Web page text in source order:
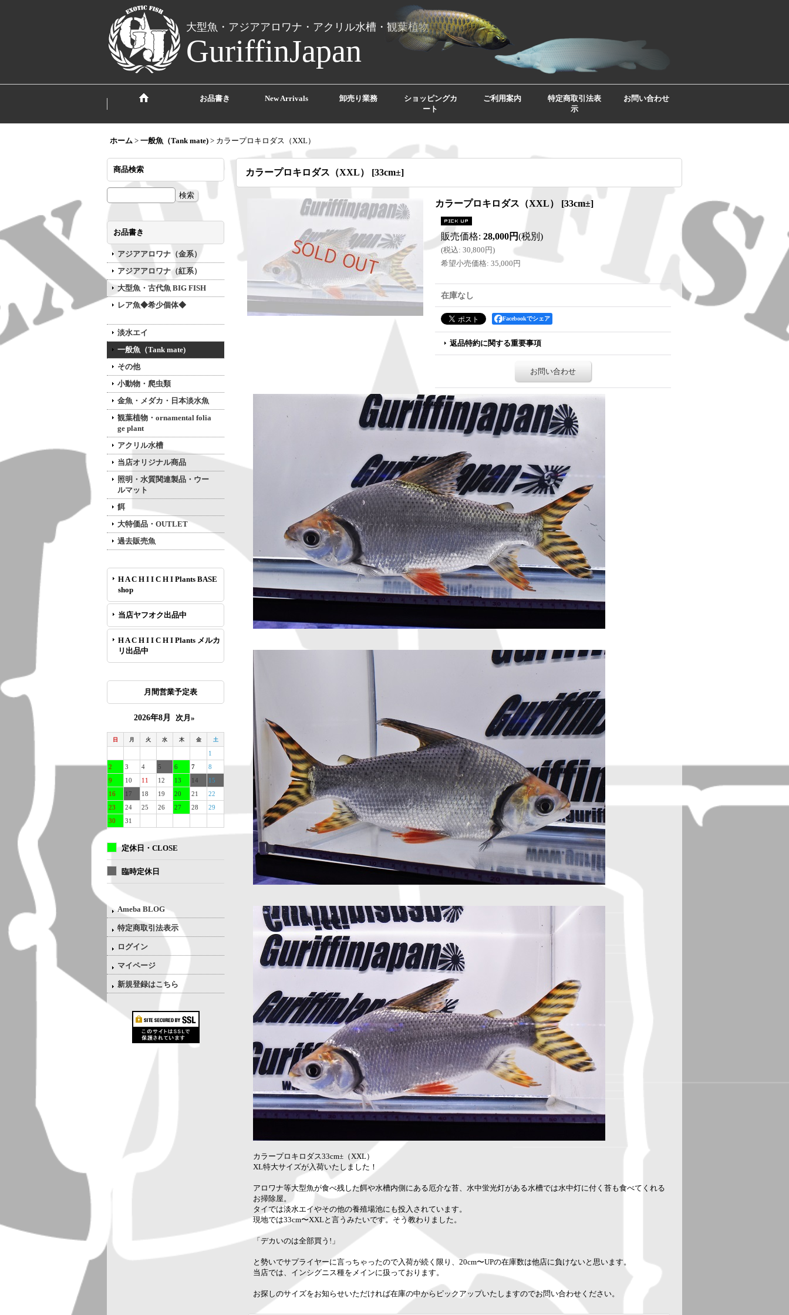
大型魚・アジアアロワナ・アクリル水槽・観葉植物
GuriffinJapan
お品書き New Arrivals 卸売り業務
ショッピングカ
ート
ご利用案内
特定商取引法表
示
お問い合わせ
ホーム > 一般魚（Tank mate) > カラープロキロダス（XXL）
商品検索
お品書き
アジアアロワナ（金系）
アジアアロワナ（紅系）
大型魚・古代魚 BIG FISH
レア魚◆希少個体◆
淡水エイ
一般魚（Tank mate)
その他
小動物・爬虫類
金魚・メダカ・日本淡水魚
観葉植物・ornamental folia
ge plant
アクリル水槽
当店オリジナル商品
照明・水質関連製品・ウー
ルマット
餌
大特価品・OUTLET
過去販売魚
H A C H I I C H I Plants BASE
shop
当店ヤフオク出品中
H A C H I I C H I Plants メルカ
リ出品中
月間営業予定表
2026年8月 次月»
日 月 火 水 木 金 土
1
2
3 4 5 6 7
8
9
10 11 12 13 14
15
16
17 18 19 20 21
22
23
24 25 26 27 28
29
30
31
定休日・CLOSE
臨時定休日
Ameba BLOG
特定商取引法表示
ログイン
マイページ
新規登録はこちら
カラープロキロダス（XXL） [33cm±]
カラープロキロダス（XXL） [33cm±]
販売価格: 28,000円(税別)
(税込: 30,800円)
希望小売価格: 35,000円
在庫なし
Facebookでシェア
返品特約に関する重要事項
お問い合わせ
カラープロキロダス33cm±（XXL）
XL特大サイズが入荷いたしました！
アロワナ等大型魚が食べ残した餌や水槽内側にある厄介な苔、水中蛍光灯がある水槽では水中灯に付く苔も食べてくれる
お掃除屋。
タイでは淡水エイやその他の養殖場池にも投入されています。
現地では33cm〜XXLと言うみたいです。そう教わりました。
「デカいのは全部買う!」
と勢いでサプライヤーに言っちゃったので入荷が続く限り、20cm〜UPの在庫数は他店に負けないと思います。
当店では、インシグニス種をメインに扱っております。
お探しのサイズをお知らせいただければ在庫の中からピックアップいたしますのでお問い合わせください。